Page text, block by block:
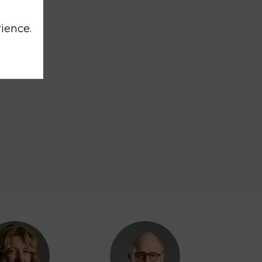
LM